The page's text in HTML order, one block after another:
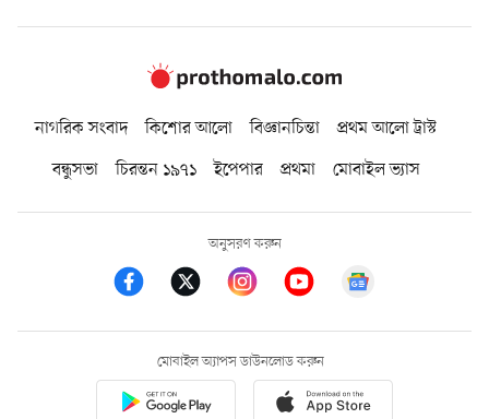
নাগরিক সংবাদ কিশোর আলো বিজ্ঞানচিন্তা
প্রথম আলো ট্রাস্ট
বন্ধুসভা
চিরন্তন ১৯৭১ ইপেপার প্রথমা মোবাইল ভ্যাস
অনুসরণ করুন
মোবাইল অ্যাপস ডাউনলোড করুন